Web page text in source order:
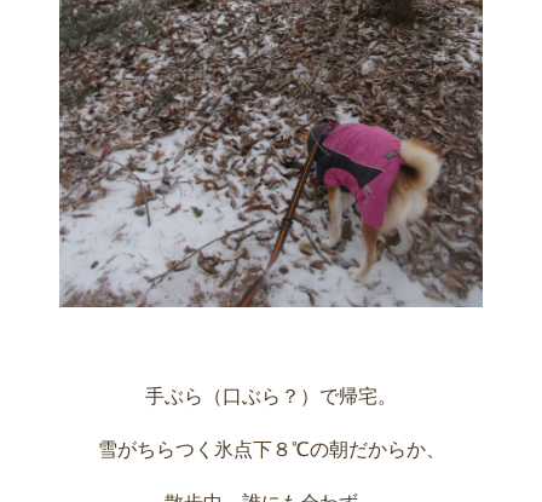
手ぶら（口ぶら？）で帰宅。
雪がちらつく氷点下８℃の朝だからか、